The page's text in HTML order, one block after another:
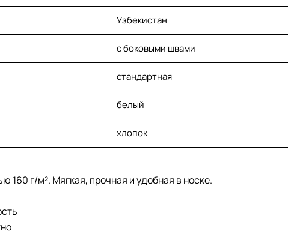
Узбекистан
с боковыми швами
стандартная
белый
хлопок
160 г/м². Мягкая, прочная и удобная в носке.